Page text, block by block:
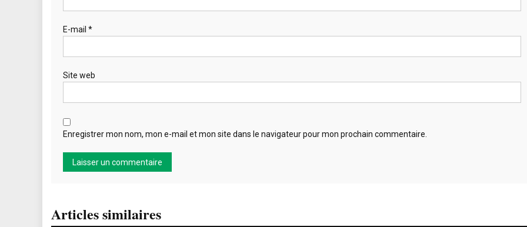
E-mail *
Site web
Enregistrer mon nom, mon e-mail et mon site dans le navigateur pour mon prochain commentaire.
Articles similaires